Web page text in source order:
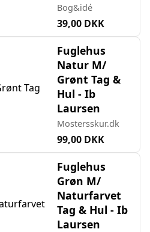
Bog&idé
39,00 DKK
Fuglehus
Natur M/
Grønt Tag &
Hul - Ib
Laursen
Mostersskur.dk
99,00 DKK
Fuglehus
Grøn M/
Naturfarvet
Tag & Hul - Ib
Laursen